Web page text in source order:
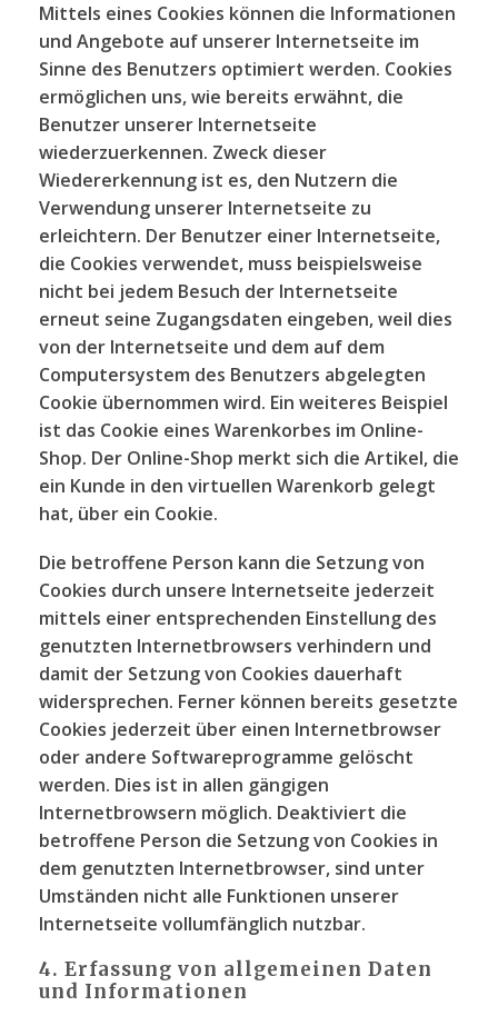
Mittels eines Cookies können die Informationen
und Angebote auf unserer Internetseite im
Sinne des Benutzers optimiert werden. Cookies
ermöglichen uns, wie bereits erwähnt, die
Benutzer unserer Internetseite
wiederzuerkennen. Zweck dieser
Wiedererkennung ist es, den Nutzern die
Verwendung unserer Internetseite zu
erleichtern. Der Benutzer einer Internetseite,
die Cookies verwendet, muss beispielsweise
nicht bei jedem Besuch der Internetseite
erneut seine Zugangsdaten eingeben, weil dies
von der Internetseite und dem auf dem
Computersystem des Benutzers abgelegten
Cookie übernommen wird. Ein weiteres Beispiel
ist das Cookie eines Warenkorbes im Online-
Shop. Der Online-Shop merkt sich die Artikel, die
ein Kunde in den virtuellen Warenkorb gelegt
hat, über ein Cookie.
Die betroffene Person kann die Setzung von
Cookies durch unsere Internetseite jederzeit
mittels einer entsprechenden Einstellung des
genutzten Internetbrowsers verhindern und
damit der Setzung von Cookies dauerhaft
widersprechen. Ferner können bereits gesetzte
Cookies jederzeit über einen Internetbrowser
oder andere Softwareprogramme gelöscht
werden. Dies ist in allen gängigen
Internetbrowsern möglich. Deaktiviert die
betroffene Person die Setzung von Cookies in
dem genutzten Internetbrowser, sind unter
Umständen nicht alle Funktionen unserer
Internetseite vollumfänglich nutzbar.
4. Erfassung von allgemeinen Daten
und Informationen